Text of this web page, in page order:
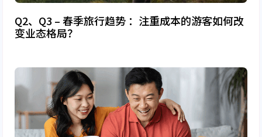
Q2、Q3 – 春季旅行趋势 ：注重成本的游客如何改
变业态格局？